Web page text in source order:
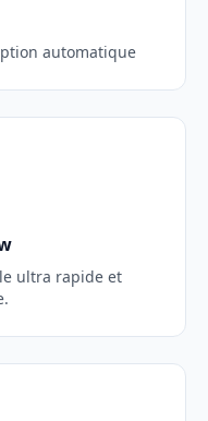
automatique
ultra rapide et